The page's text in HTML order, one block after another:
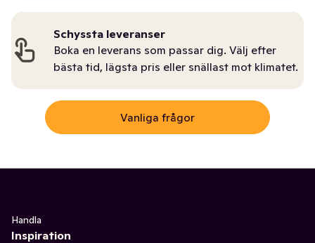
Schyssta leveranser
Boka en leverans som passar dig. Välj efter
bästa tid, lägsta pris eller snällast mot klimatet.
Vanliga frågor
Handla
Inspiration